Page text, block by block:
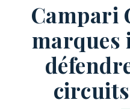
Campari
marques